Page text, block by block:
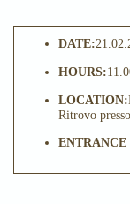
DATE:
HOURS:
LOCATION:
Ritrovo
ENTRANCE